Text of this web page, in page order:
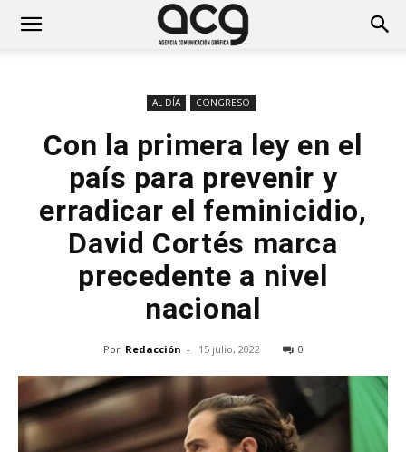
AL DÍA CONGRESO
Con la primera ley en el
país para prevenir y
erradicar el feminicidio,
David Cortés marca
precedente a nivel
nacional
Por Redacción - 15 julio, 2022 0